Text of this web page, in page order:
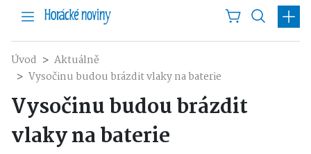
Úvod
Aktuálně
Vysočinu budou brázdit vlaky na baterie
Vysočinu budou brázdit
vlaky na baterie